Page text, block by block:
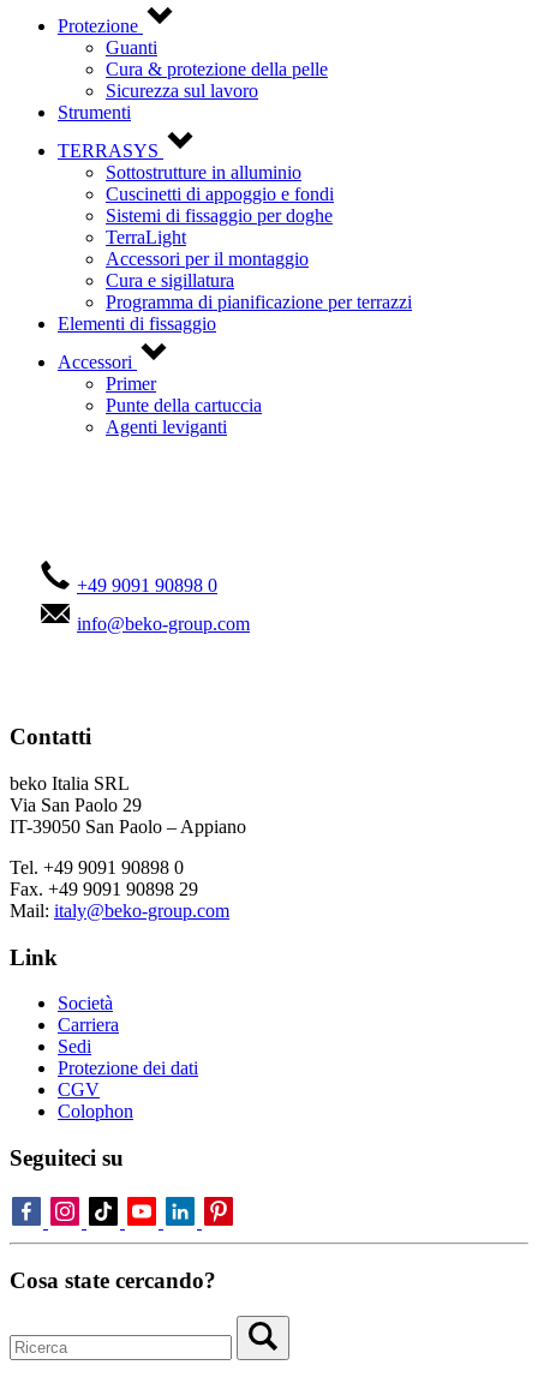
Protezione
Guanti
Cura & protezione della pelle
Sicurezza sul lavoro
Strumenti
TERRASYS
Sottostrutture in alluminio
Cuscinetti di appoggio e fondi
Sistemi di fissaggio per doghe
TerraLight
Accessori per il montaggio
Cura e sigillatura
Programma di pianificazione per terrazzi
Elementi di fissaggio
Accessori
Primer
Punte della cartuccia
Agenti leviganti
+49 9091 90898 0
info@beko-group.com
Contatti
beko Italia SRL
Via San Paolo 29
IT-39050 San Paolo – Appiano
Tel. +49 9091 90898 0
Fax. +49 9091 90898 29
Mail: italy@beko-group.com
Link
Società
Carriera
Sedi
Protezione dei dati
CGV
Colophon
Seguiteci su
Cosa state cercando?